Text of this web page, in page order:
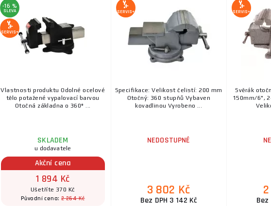
-16 %
SLEVA
SERVIS+
Vlastnosti produktu Odolné ocelové
tělo potažené vypalovací barvou
Otočná základna o 360° ...
SKLADEM
u dodavatele
Akční cena
1 894 Kč
Ušetříte 370 Kč
Původní cena:2 264 Kč
SERVIS+
Specifikace: Velikost čelistí: 200 mm
Otočný: 360 stupňů Vybaven
kovadlinou Vyrobeno ...
NEDOSTUPNÉ
3 802 Kč
Bez DPH 3 142 Kč
SERVIS+
Svěrák
150mm/6",
Bez